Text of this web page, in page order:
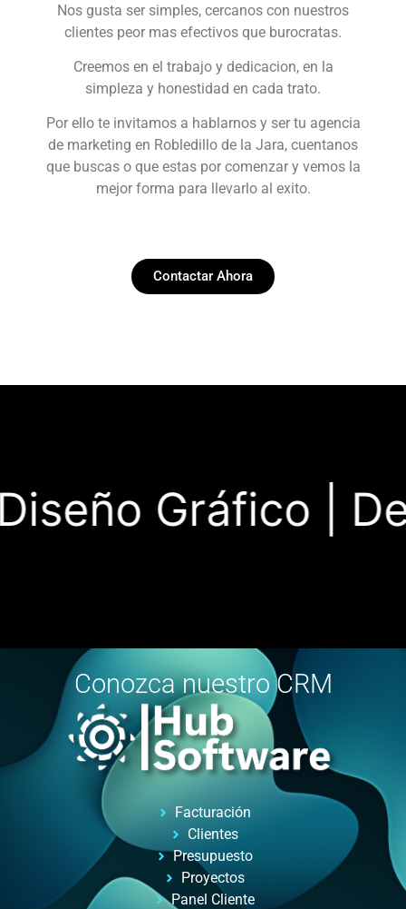
Nos gusta ser simples, cercanos con nuestros
clientes peor mas efectivos que burocratas.
Creemos en el trabajo y dedicacion, en la
simpleza y honestidad en cada trato.
Por ello te invitamos a hablarnos y ser tu agencia
de marketing en Robledillo de la Jara, cuentanos
que buscas o que estas por comenzar y vemos la
mejor forma para llevarlo al exito.
Contactar Ahora
Gráfico |
Conozca nuestro CRM
Facturación
Clientes
Presupuesto
Proyectos
Panel Cliente